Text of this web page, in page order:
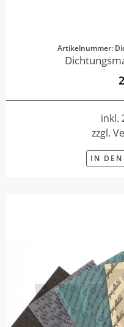
Artikelnummer:
inkl.
zzgl.
IN DEN